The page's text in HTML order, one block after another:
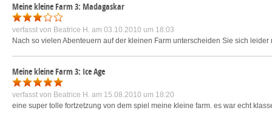
Meine kleine Farm 3: Madagaskar
verfasst von Beatrice H. am 03.10.2010 um 18:03
Nach so vielen Abenteuern auf der kleinen Farm unterscheiden Sie sich
Meine kleine Farm 3: Ice Age
verfasst von Beatrice H. am 15.08.2010 um 18:20
eine super tolle fortzetzung von dem spiel meine kleine farm. es war echt